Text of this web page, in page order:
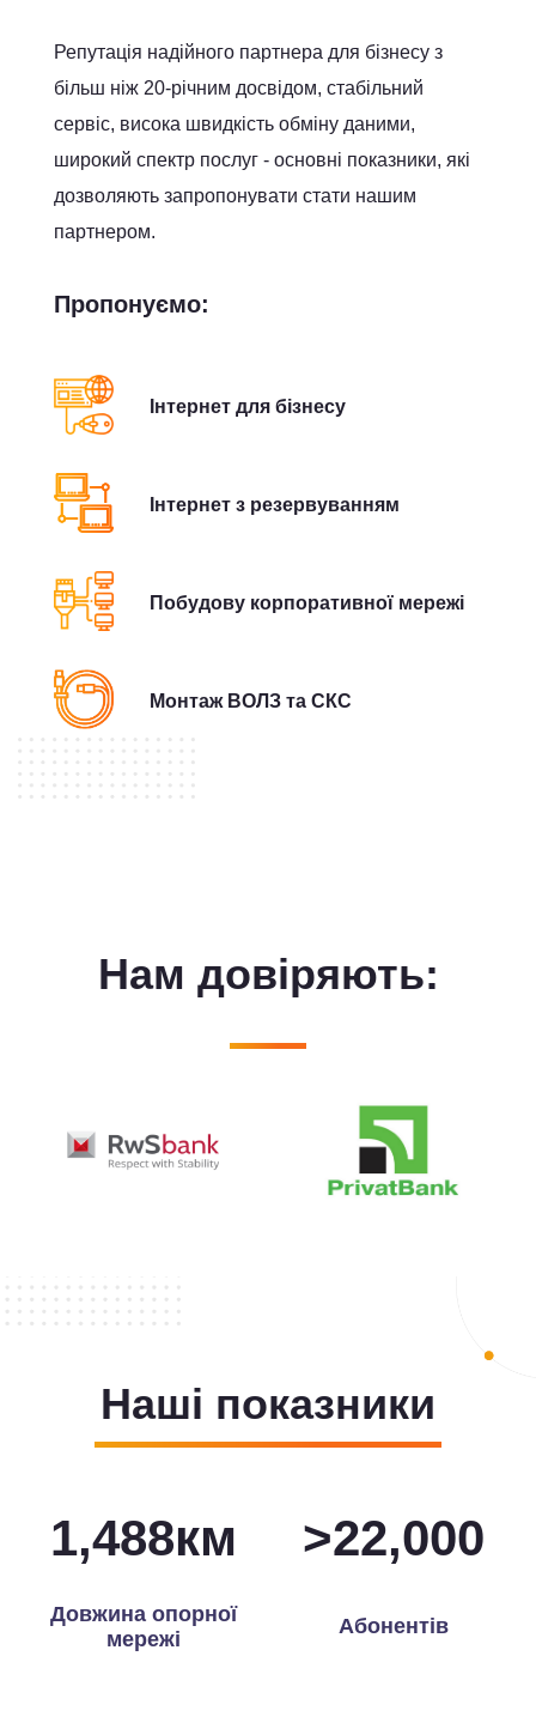
Репутація надійного партнера для бізнесу з
більш ніж 20-річним досвідом, стабільний
сервіс, висока швидкість обміну даними,
широкий спектр послуг - основні показники, які
дозволяють запропонувати стати нашим
партнером.
Пропонуємо:
Інтернет для бізнесу
Інтернет з резервуванням
Побудову корпоративної мережі
Монтаж ВОЛЗ та СКС
Нам довiряють:
Наші показники
1,496км
Довжина опорної
мережі
>22,000
Абонентів